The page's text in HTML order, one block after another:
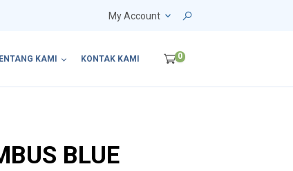
My Account
KAMI KONTAK KAMI 0
BLUE